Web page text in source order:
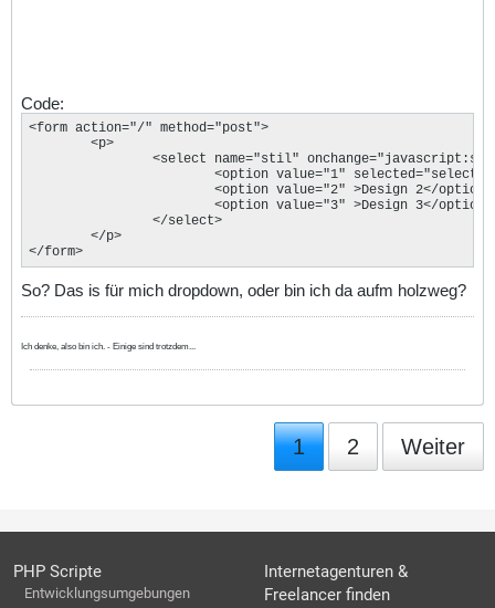
Code:
<form action="/" method="post">
		<select name="stil" onchange="javascript
</form>
So? Das is für mich dropdown, oder bin ich da aufm holzweg?
Ich denke, also bin ich. - Einige sind trotzdem...
1 2 Weiter
PHP Scripte
Entwicklungsumgebungen
Internetagenturen &
Freelancer finden